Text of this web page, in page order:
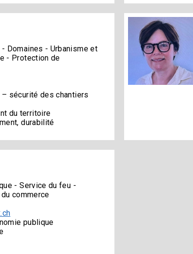
Domaines - Urbanisme et
- Protection de
sécurité des chantiers
du territoire
durabilité
- Service du feu -
commerce
publique